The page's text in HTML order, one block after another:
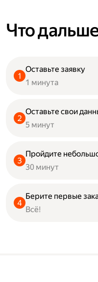
Что
Оставьте заявку
1 минута
Оставьте свои
5 минут
Пройдите
30 минут
Берите первые
Всё!